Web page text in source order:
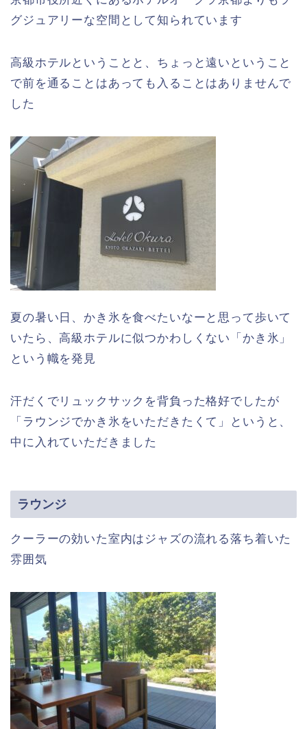
グジュアリーな空間として知られています
高級ホテルということと、ちょっと遠いということ
で前を通ることはあっても入ることはありませんで
した
夏の暑い日、かき氷を食べたいなーと思って歩いて
いたら、高級ホテルに似つかわしくない「かき氷」
という幟を発見
汗だくでリュックサックを背負った格好でしたが
「ラウンジでかき氷をいただきたくて」というと、
中に入れていただきました
ラウンジ
クーラーの効いた室内はジャズの流れる落ち着いた
雰囲気